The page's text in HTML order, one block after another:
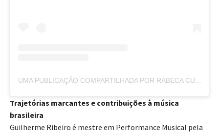
UMA PUBLICAÇÃO COMPARTILHADA POR RABECA CULTURAL (@RABECACULTURAL)
Trajetórias marcantes e contribuições à música
brasileira
Guilherme Ribeiro é mestre em Performance Musical pela